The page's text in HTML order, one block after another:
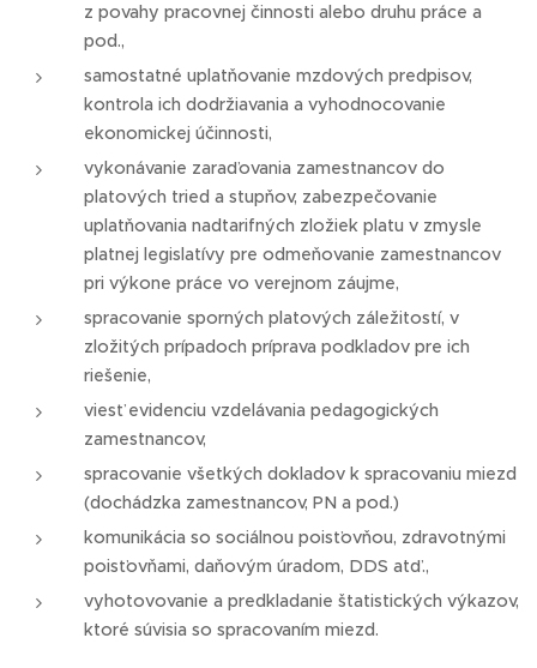
z povahy pracovnej činnosti alebo druhu práce a
pod.,
samostatné uplatňovanie mzdových predpisov,
kontrola ich dodržiavania a vyhodnocovanie
ekonomickej účinnosti,
vykonávanie zaraďovania zamestnancov do
platových tried a stupňov, zabezpečovanie
uplatňovania nadtarifných zložiek platu v zmysle
platnej legislatívy pre odmeňovanie zamestnancov
pri výkone práce vo verejnom záujme,
spracovanie sporných platových záležitostí, v
zložitých prípadoch príprava podkladov pre ich
riešenie,
viesť evidenciu vzdelávania pedagogických
zamestnancov,
spracovanie všetkých dokladov k spracovaniu miezd
(dochádzka zamestnancov, PN a pod.)
komunikácia so sociálnou poisťovňou, zdravotnými
poisťovňami, daňovým úradom, DDS atď.,
vyhotovovanie a predkladanie štatistických výkazov,
ktoré súvisia so spracovaním miezd.